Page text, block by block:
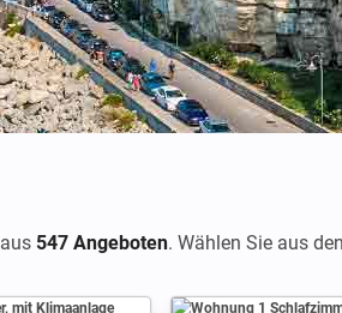
aus 547 Angeboten. Wählen Sie aus